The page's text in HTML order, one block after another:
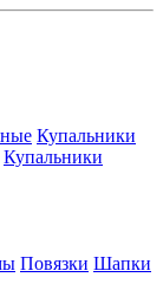
Купальники
Купальники
Повязки Шапки